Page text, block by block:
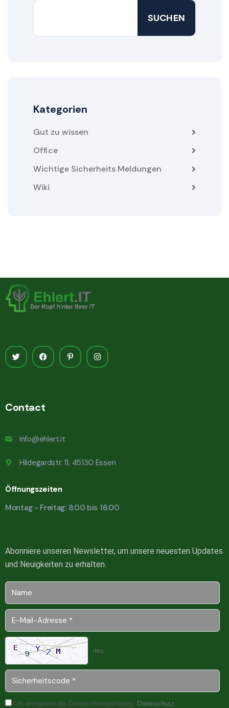
SUCHEN
Kategorien
Gut zu wissen
Office
Wichtige Sicherheits Meldungen
Wiki
Contact
info@ehlert.it
Hildegardstr. 11, 45130 Essen
Öffnungszeiten
Montag - Freitag: 8:00 bis 16:00
Abonniere unseren Newsletter, um unsere neuesten Updates
und Neuigkeiten zu erhalten.
neu
Ich akzeptiere die Datenschutzerklärung. Datenschutz